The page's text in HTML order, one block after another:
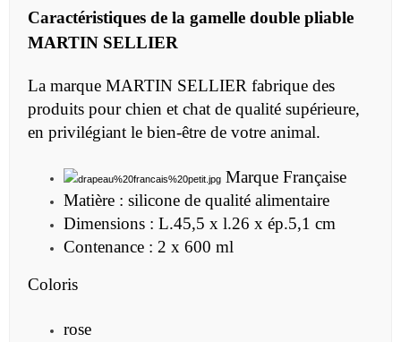
Caractéristiques de la gamelle double pliable
MARTIN SELLIER
La marque MARTIN SELLIER fabrique des
produits pour chien et chat de qualité supérieure,
en privilégiant le bien-être de votre animal.
Marque Française
Matière : silicone de qualité alimentaire
Dimensions : L.45,5 x l.26 x ép.5,1 cm
Contenance : 2 x 600 ml
Coloris
rose